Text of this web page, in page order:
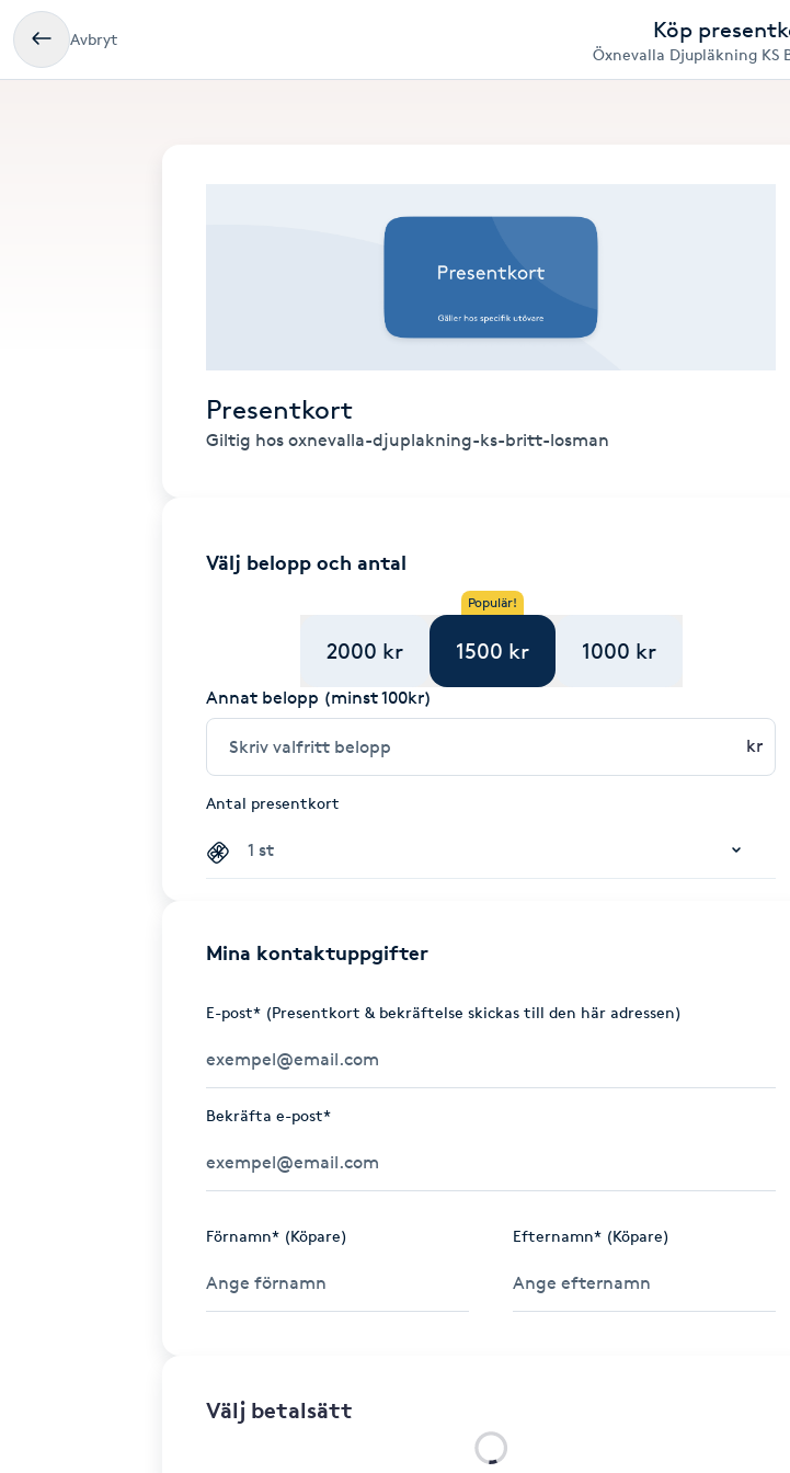
Avbryt Köp
Öxnevalla Djupläkning KS
Presentkort
Giltig hos oxnevalla-djuplakning-ks-britt-losman
Välj belopp och antal
2000 kr
Populär!
1500 kr 1000 kr
Annat belopp (minst 100kr)
kr
Antal presentkort
Mina kontaktuppgifter
E-post* (Presentkort & bekräftelse skickas till den här adressen)
Bekräfta e-post*
Förnamn* (Köpare) Efternamn* (Köpare)
Välj betalsätt